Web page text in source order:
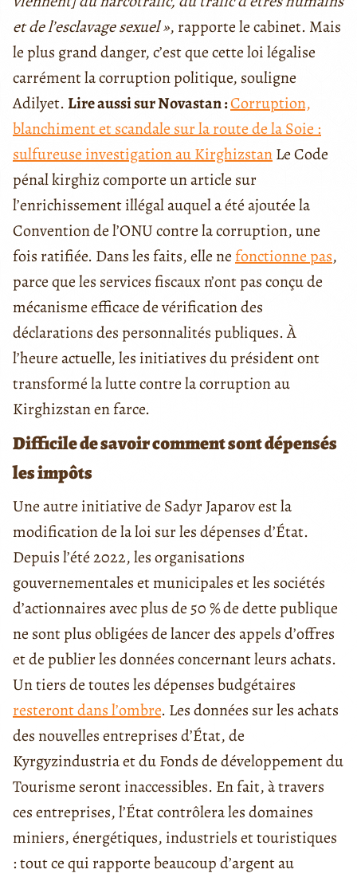
et de l’esclavage sexuel », rapporte le cabinet. Mais
le plus grand danger, c’est que cette loi légalise
carrément la corruption politique, souligne
Adilyet. Lire aussi sur Novastan :Corruption,
blanchiment et scandale sur la route de la Soie :
sulfureuse investigation au KirghizstanLe Code
pénal kirghiz comporte un article sur
l’enrichissement illégal auquel a été ajoutée la
Convention de l’ONU contre la corruption, une
fois ratifiée. Dans les faits, elle ne fonctionne pas,
parce que les services fiscaux n’ont pas conçu de
mécanisme efficace de vérification des
déclarations des personnalités publiques. À
l’heure actuelle, les initiatives du président ont
transformé la lutte contre la corruption au
Kirghizstan en farce.
Difficile de savoir comment sont dépensés
les impôts
Une autre initiative de Sadyr Japarov est la
modification de la loi sur les dépenses d’État.
Depuis l’été 2022, les organisations
gouvernementales et municipales et les sociétés
d’actionnaires avec plus de 50 % de dette publique
ne sont plus obligées de lancer des appels d’offres
et de publier les données concernant leurs achats.
Un tiers de toutes les dépenses budgétaires
resteront dans l’ombre. Les données sur les achats
des nouvelles entreprises d’État, de
Kyrgyzindustria et du Fonds de développement du
Tourisme seront inaccessibles. En fait, à travers
ces entreprises, l’État contrôlera les domaines
miniers, énergétiques, industriels et touristiques
: tout ce qui rapporte beaucoup d’argent au